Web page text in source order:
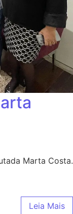
Marta Costa.
Leia Mais